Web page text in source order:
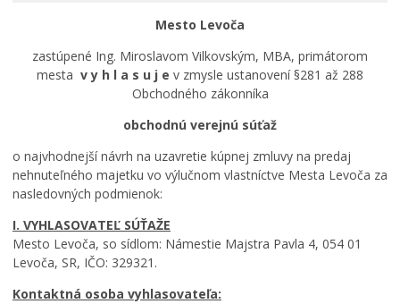
Životné prostredie a odpady
Mesto Levoča
zastúpené Ing. Miroslavom Vilkovským, MBA, primátorom
mesta v y h l a s u j e v zmysle ustanovení §281 až 288
Obchodného zákonníka
obchodnú verejnú súťaž
o najvhodnejší návrh na uzavretie kúpnej zmluvy na predaj
nehnuteľného majetku vo výlučnom vlastníctve Mesta Levoča za
nasledovných podmienok:
I. VYHLASOVATEĽ SÚŤAŽE
Mesto Levoča, so sídlom: Námestie Majstra Pavla 4, 054 01
Levoča, SR, IČO: 329321.
Kontaktná osoba vyhlasovateľa: